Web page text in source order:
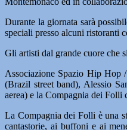
Durante la giornata sarà
speciali presso alcuni ristoranti
Gli artisti dal grande cuore che
Associazione Spazio Hip Hop
(Brazil street band), Alessio
aerea) e la Compagnia dei Folli
La Compagnia dei Folli è una
cantastorie, ai buffoni e ai